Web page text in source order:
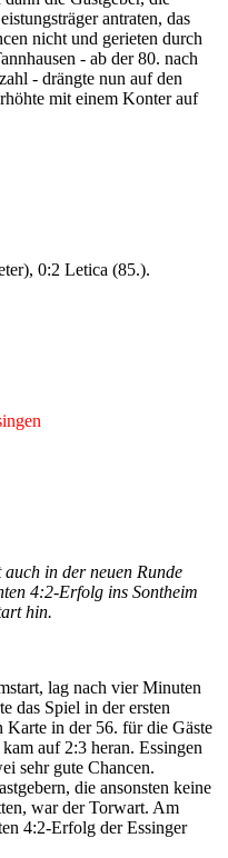
antraten, das
nicht und gerieten durch
- ab der 80. nach
- drängte nun auf den
mit einem Konter auf
0:2 Letica (85.).
auch in der neuen Runde
4:2-Erfolg ins Sontheim
hin.
lag nach vier Minuten
das Spiel in der ersten
in der 56. für die Gäste
auf 2:3 heran. Essingen
sehr gute Chancen.
die ansonsten keine
war der Torwart. Am
4:2-Erfolg der Essinger